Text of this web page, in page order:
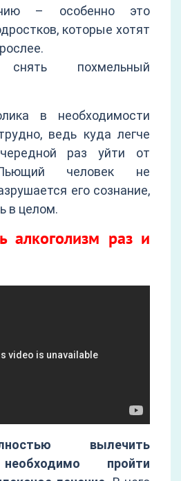
– особенно это
которые хотят
похмельный
в необходимости
ведь куда легче
раз уйти от
человек не
его сознание,
в целом.
алкоголизм раз и
вылечить
пройти